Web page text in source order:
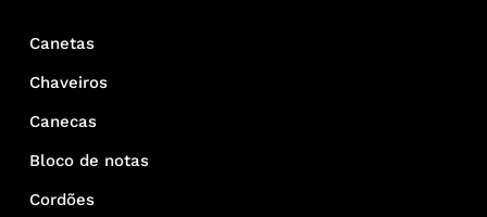
Canetas
Chaveiros
Canecas
Bloco de notas
Cordões